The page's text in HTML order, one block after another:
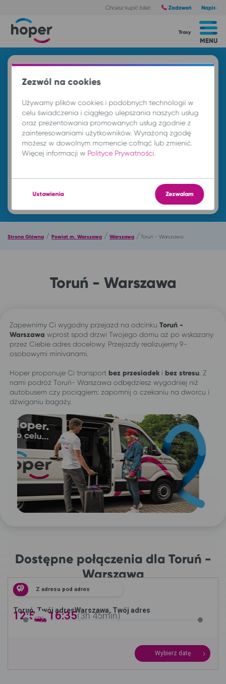
Chcesz kupić bilet: Zadzwoń Napisz
MENU
Trasy
DO
pt. 7 sie.
Znajdź przejazd
Strona Główna / Powiat m. Warszawa / Warszawa /Toruń - Warszawa
Toruń - Warszawa
Zapewnimy Ci wygodny przejazd na odcinku Toruń -
Warszawa wprost spod drzwi Twojego domu aż po wskazany
przez Ciebie adres docelowy. Przejazdy realizujemy 9-
osobowymi minivanami.
Hoper proponuje Ci transport bez przesiadek i bez stresu . Z
nami podróż Toruń- Warszawa odbędziesz wygodniej niż
autobusem czy pociągiem: zapomnij o czekaniu na dworcu i
dźwiganiu bagaży.
Dostępne połączenia dla Toruń -
Warszawa
Z adresu pod adres
Toruń, Twój adresWarszawa, Twój adres
12:50 -16:35 3h45min
Wybierz datę
Zezwól na cookies
Używamy plików cookies i podobnych technologii w
celu świadczenia i ciągłego ulepszania naszych usług
oraz prezentowania promowanych usług zgodnie z
zainteresowaniami użytkowników. Wyrażoną zgodę
możesz w dowolnym momencie cofnąć lub zmienić.
Więcej informacji w Polityce Prywatności.
Ustawienia Zezwalam